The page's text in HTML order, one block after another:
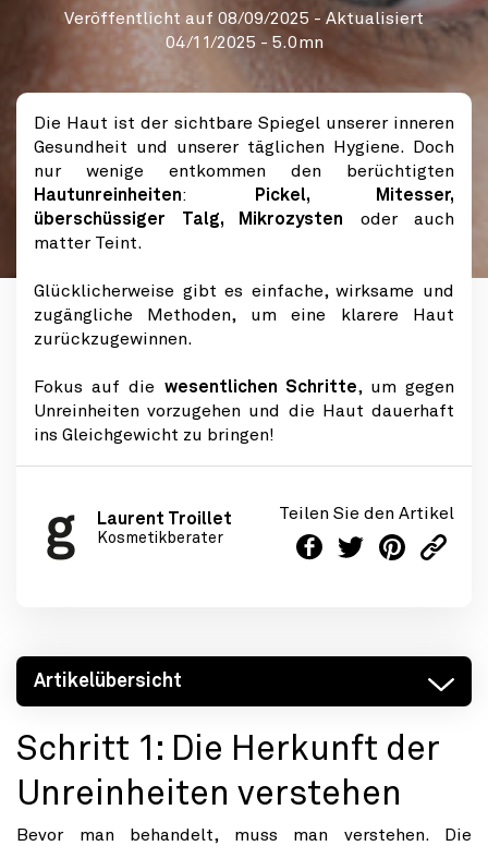
Veröffentlicht auf 08/09/2025 - Aktualisiert
04/11/2025 - 5.0mn
Die Haut ist der sichtbare Spiegel unserer inneren
Gesundheit und unserer täglichen Hygiene. Doch
nur wenige entkommen den berüchtigten
Hautunreinheiten:
Pickel, Mitesser,
überschüssiger Talg, Mikrozysten oder auch
matter Teint.
Glücklicherweise gibt es einfache, wirksame und
zugängliche Methoden, um eine klarere Haut
zurückzugewinnen.
Fokus auf die wesentlichen Schritte, um gegen
Unreinheiten vorzugehen und die Haut dauerhaft
ins Gleichgewicht zu bringen!
Laurent Troillet
Kosmetikberater
Teilen Sie den Artikel
Artikelübersicht
Schritt 1: Die Herkunft der
Unreinheiten verstehen
Bevor man behandelt, muss man verstehen. Die